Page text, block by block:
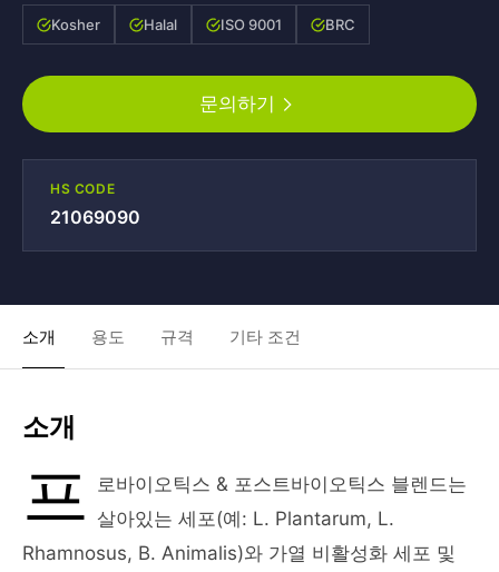
Kosher Halal ISO 9001 BRC
문의하기
HS CODE
21069090
소개 용도 규격 기타 조건
소개
프 로바이오틱스 & 포스트바이오틱스 블렌드는
살아있는 세포(예: L. Plantarum, L.
Rhamnosus, B. Animalis)와 가열 비활성화 세포 및